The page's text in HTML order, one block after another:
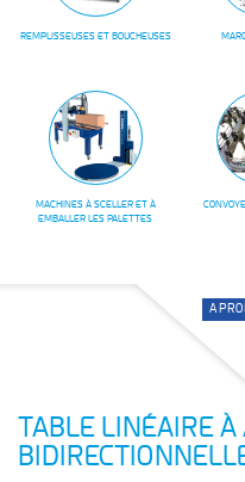
REMPLISSEUSES ET BOUCHEUSES
MACHINES À SCELLER ET À
EMBALLER LES PALETTES
A
TABLE LINÉAIRE À